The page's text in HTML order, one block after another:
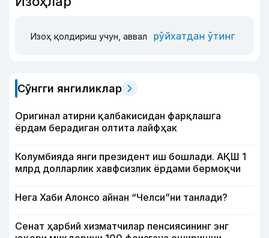
Изоҳ қолдириш учун, аввал рўйхатдан ўтинг
Сўнгги янгиликлар
Оригинал атирни қалбакисидан фарқлашга
ёрдам берадиган олтита лайфҳак
Колумбияда янги президент иш бошлади. АҚШ 1
млрд долларлик хавфсизлик ёрдами бермоқчи
Нега Хаби Алонсо айнан “Челси”ни танлади?
Сенат ҳарбий хизматчилар пенсиясининг энг